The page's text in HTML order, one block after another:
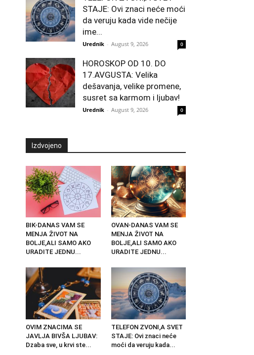
STAJE: Ovi znaci neće moći
da veruju kada vide nečije
ime...
Urednik - August 9, 2026 0
HOROSKOP OD 10. DO
17.AVGUSTA: Velika
dešavanja, velike promene,
susret sa karmom i ljubav!
Urednik - August 9, 2026 0
Izdvojeno
BIK-DANAS VAM SE
MENJA ŽIVOT NA
BOLJE,ALI SAMO AKO
URADITE JEDNU...
OVAN-DANAS VAM SE
MENJA ŽIVOT NA
BOLJE,ALI SAMO AKO
URADITE JEDNU...
OVIM ZNACIMA SE
JAVLJA BIVŠA LJUBAV:
Dzaba sve, u krvi ste...
TELEFON ZVONI,A SVET
STAJE: Ovi znaci neće
moći da veruju kada...